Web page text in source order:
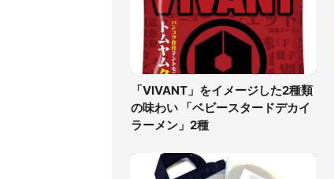
「VIVANT」をイメージした2種類
の味わい 「ベビースタードデカイ
ラーメン」2種